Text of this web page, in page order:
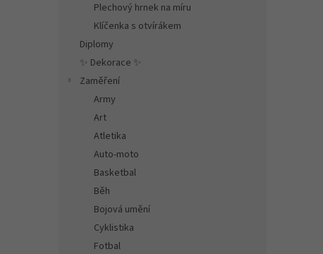
Plechový hrnek na míru
Klíčenka s otvírákem
Diplomy
✨ Dekorace ✨
Zaměření
Army
Art
Atletika
Auto-moto
Basketbal
Běh
Bojová umění
Cyklistika
Fotbal